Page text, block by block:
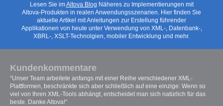
Lesen Sie imAltova Blog Näheres zu Implementierungen mit
Altova-Produkten in realen Anwendungsszenarien. Hier finden Sie
aktuelle Artikel mit Anleitungen zur Erstellung führender
Applikationen von heute unter Verwendung von XML-, Datenbank-,
XBRL-, XSLT-Technolgien, mobiler Entwicklung und mehr.
Kundenkommentare
“Unser Team arbeitete anfangs mit einer Reihe verschiedener XML-
Plattformen, beschränkte sich aber schließlich auf eine einzige: Wenn so
viel von Ihren XML-Tools abhängt, entscheidet man sich natürlich für das
beste. Danke Altova!”